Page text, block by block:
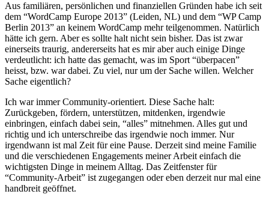
Aus familiären, persönlichen und finanziellen Gründen habe ich seit
dem “WordCamp Europe 2013” (Leiden, NL) und dem “WP Camp
Berlin 2013” an keinem WordCamp mehr teilgenommen. Natürlich
hätte ich gern. Aber es sollte halt nicht sein bisher. Das ist zwar
einerseits traurig, andererseits hat es mir aber auch einige Dinge
verdeutlicht: ich hatte das gemacht, was im Sport “überpacen”
heisst, bzw. war dabei. Zu viel, nur um der Sache willen. Welcher
Sache eigentlich?
Ich war immer Community-orientiert. Diese Sache halt:
Zurückgeben, fördern, unterstützen, mitdenken, irgendwie
einbringen, einfach dabei sein, “alles” mitnehmen. Alles gut und
richtig und ich unterschreibe das irgendwie noch immer. Nur
irgendwann ist mal Zeit für eine Pause. Derzeit sind meine Familie
und die verschiedenen Engagements meiner Arbeit einfach die
wichtigsten Dinge in meinem Alltag. Das Zeitfenster für
“Community-Arbeit” ist zugegangen oder eben derzeit nur mal eine
handbreit geöffnet.